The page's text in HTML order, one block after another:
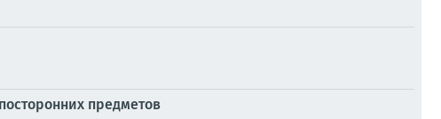
предметов